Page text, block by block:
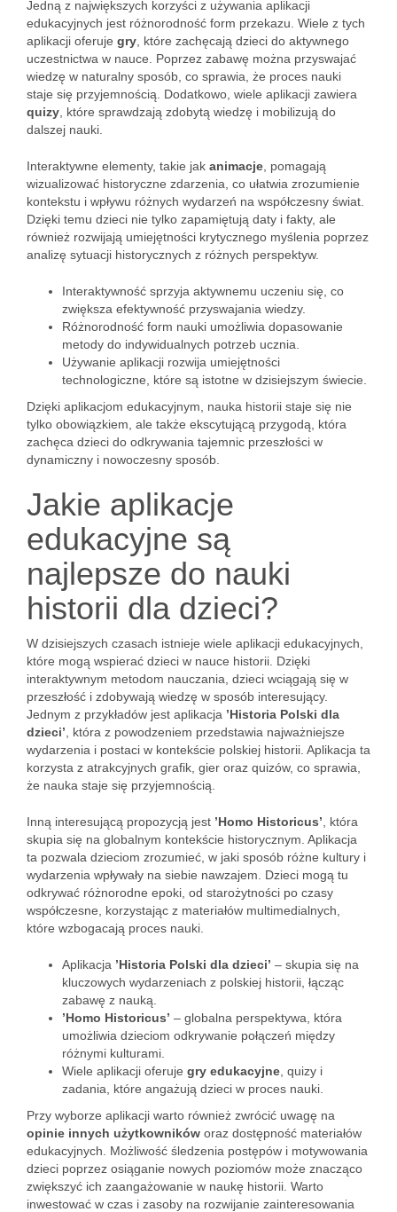
Jedną z największych korzyści z używania aplikacji
edukacyjnych jest różnorodność form przekazu. Wiele z tych
aplikacji oferuje gry , które zachęcają dzieci do aktywnego
uczestnictwa w nauce. Poprzez zabawę można przyswajać
wiedzę w naturalny sposób, co sprawia, że proces nauki
staje się przyjemnością. Dodatkowo, wiele aplikacji zawiera
quizy , które sprawdzają zdobytą wiedzę i mobilizują do
dalszej nauki.
Interaktywne elementy, takie jak animacje , pomagają
wizualizować historyczne zdarzenia, co ułatwia zrozumienie
kontekstu i wpływu różnych wydarzeń na współczesny świat.
Dzięki temu dzieci nie tylko zapamiętują daty i fakty, ale
również rozwijają umiejętności krytycznego myślenia poprzez
analizę sytuacji historycznych z różnych perspektyw.
Interaktywność sprzyja aktywnemu uczeniu się, co
zwiększa efektywność przyswajania wiedzy.
Różnorodność form nauki umożliwia dopasowanie
metody do indywidualnych potrzeb ucznia.
Używanie aplikacji rozwija umiejętności
technologiczne, które są istotne w dzisiejszym świecie.
Dzięki aplikacjom edukacyjnym, nauka historii staje się nie
tylko obowiązkiem, ale także ekscytującą przygodą, która
zachęca dzieci do odkrywania tajemnic przeszłości w
dynamiczny i nowoczesny sposób.
Jakie aplikacje
edukacyjne są
najlepsze do nauki
historii dla dzieci?
W dzisiejszych czasach istnieje wiele aplikacji edukacyjnych,
które mogą wspierać dzieci w nauce historii. Dzięki
interaktywnym metodom nauczania, dzieci wciągają się w
przeszłość i zdobywają wiedzę w sposób interesujący.
Jednym z przykładów jest aplikacja ’Historia Polski dla
dzieci’ , która z powodzeniem przedstawia najważniejsze
wydarzenia i postaci w kontekście polskiej historii. Aplikacja ta
korzysta z atrakcyjnych grafik, gier oraz quizów, co sprawia,
że nauka staje się przyjemnością.
Inną interesującą propozycją jest ’Homo Historicus’ , która
skupia się na globalnym kontekście historycznym. Aplikacja
ta pozwala dzieciom zrozumieć, w jaki sposób różne kultury i
wydarzenia wpływały na siebie nawzajem. Dzieci mogą tu
odkrywać różnorodne epoki, od starożytności po czasy
współczesne, korzystając z materiałów multimedialnych,
które wzbogacają proces nauki.
Aplikacja ’Historia Polski dla dzieci’ – skupia się na
kluczowych wydarzeniach z polskiej historii, łącząc
zabawę z nauką.
’Homo Historicus’ – globalna perspektywa, która
umożliwia dzieciom odkrywanie połączeń między
różnymi kulturami.
Wiele aplikacji oferuje gry edukacyjne , quizy i
zadania, które angażują dzieci w proces nauki.
Przy wyborze aplikacji warto również zwrócić uwagę na
opinie innych użytkowników oraz dostępność materiałów
edukacyjnych. Możliwość śledzenia postępów i motywowania
dzieci poprzez osiąganie nowych poziomów może znacząco
zwiększyć ich zaangażowanie w naukę historii. Warto
inwestować w czas i zasoby na rozwijanie zainteresowania